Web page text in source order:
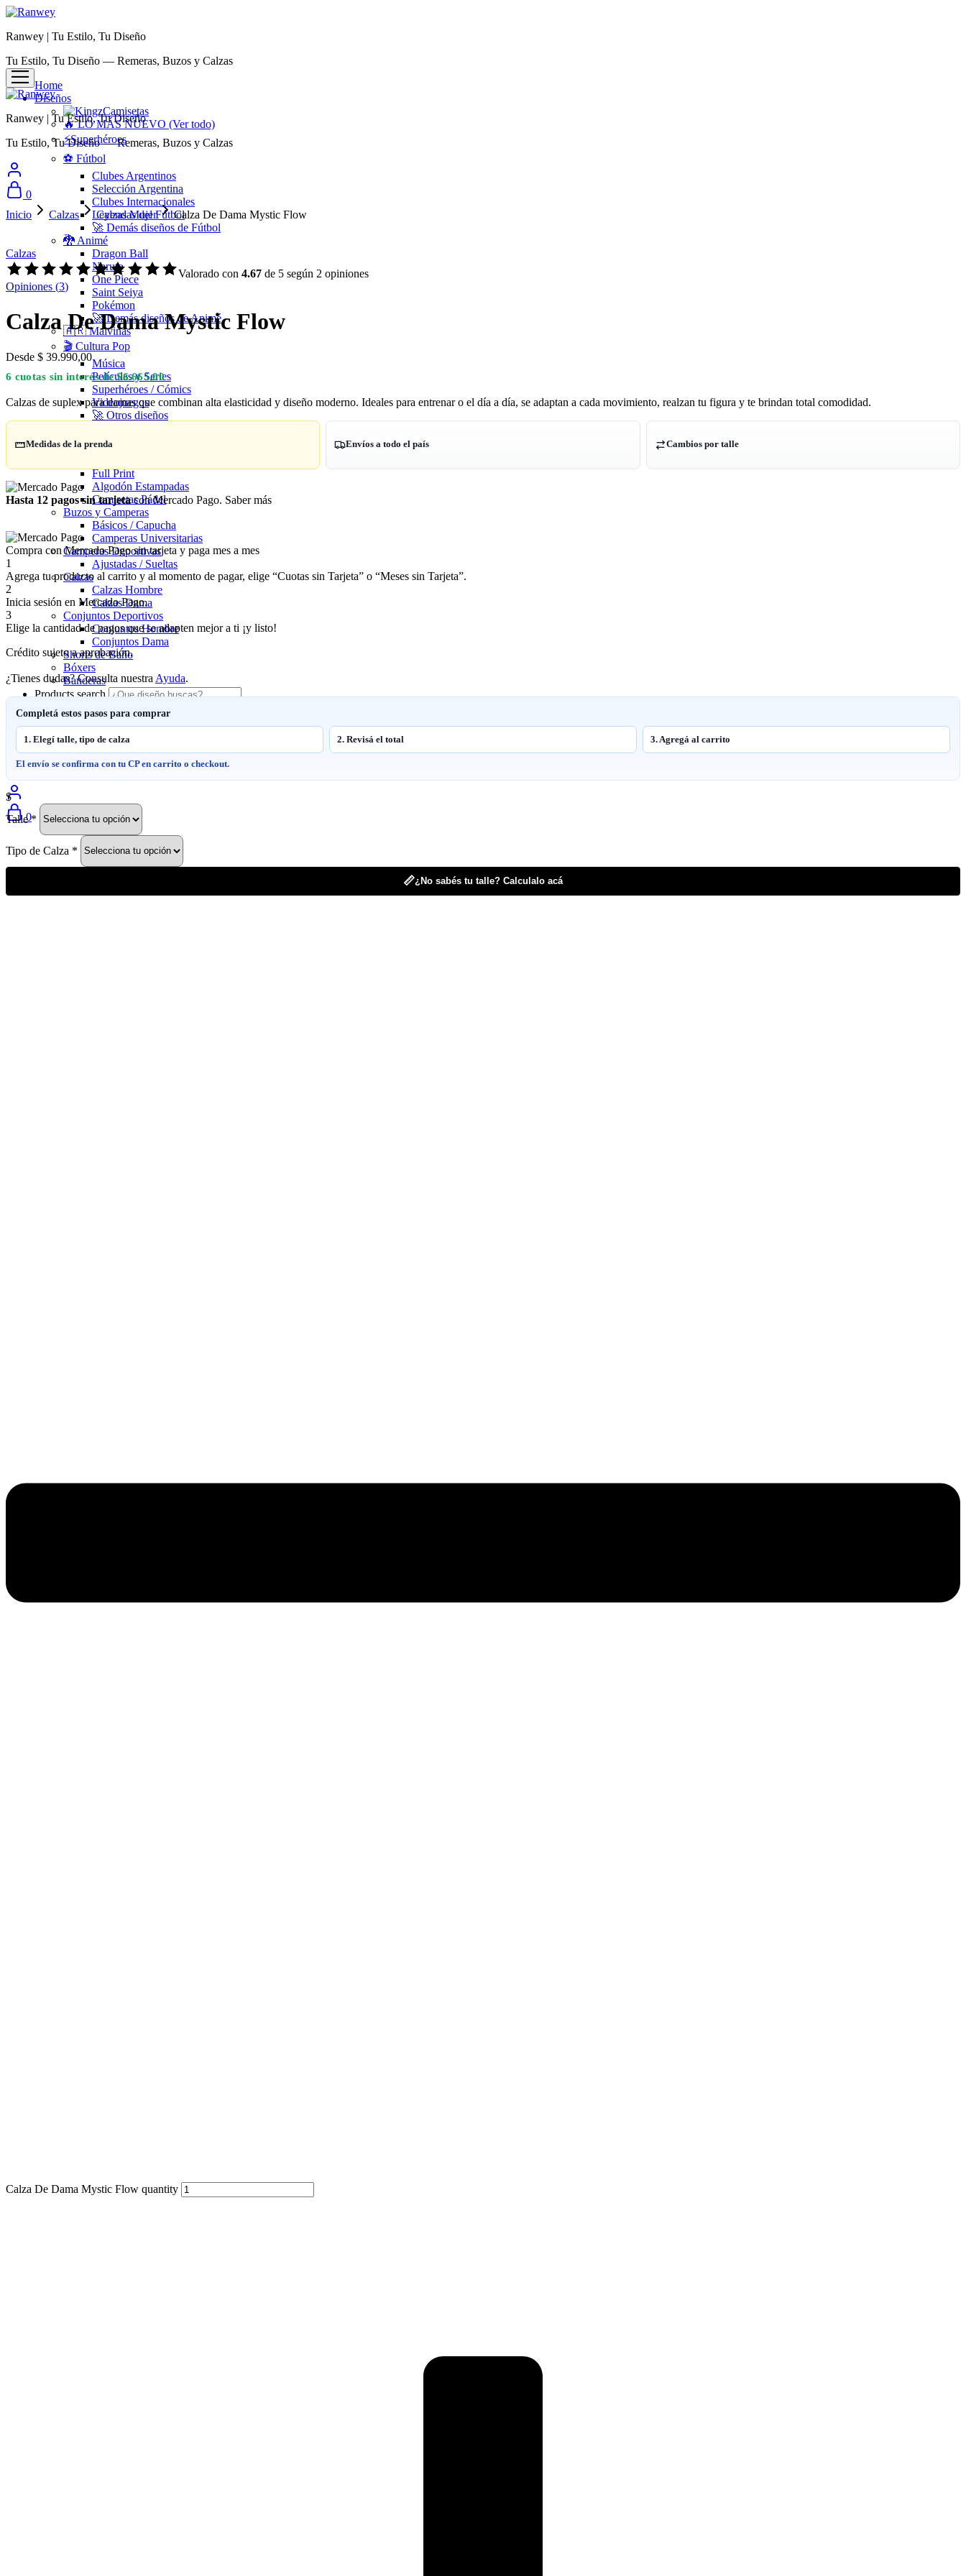
Ranwey | Tu Estilo, Tu Diseño
Tu Estilo, Tu Diseño — Remeras, Buzos y Calzas
Home
Diseños
Camisetas
🔥 LO MÁS NUEVO (Ver todo)
⚡Superhéroes
⚽ Fútbol
Clubes Argentinos
Selección Argentina
Clubes Internacionales
Leyendas del Fútbol
🚀 Demás diseños de Fútbol
🐉 Animé
Dragon Ball
Naruto
One Piece
Saint Seiya
Pokémon
🚀 Demás diseños de Animé
🇦🇷 Malvinas
🎬 Cultura Pop
Música
Películas y Series
Superhéroes / Cómics
Videojuegos
🚀 Otros diseños
Productos
Full Print
Algodón Estampadas
Camisetas Pádel
Buzos y Camperas
Básicos / Capucha
Camperas Universitarias
Camperas Deportivas
Ajustadas / Sueltas
Calzas
Calzas Hombre
Calzas Dama
Conjuntos Deportivos
Conjuntos Hombre
Conjuntos Dama
Shorts de Baño
Bóxers
Banderas
Products search
Contacto
Envíos y Logística
0
Ranwey | Tu Estilo, Tu Diseño
Tu Estilo, Tu Diseño — Remeras, Buzos y Calzas
0
Inicio
Calzas Calzas Mujer Calza De Dama Mystic Flow
Calzas
Valorado con 4.67 de 5 según 2 opiniones
Opiniones (3)
Calza De Dama Mystic Flow
Desde $ 39.990,00
6 cuotas sin interés de $6.665,00
Calzas de suplex para damas que combinan alta elasticidad y diseño moderno. Ideales para entrenar o el día a día, se adaptan a cada movimiento, realzan tu figura y te brindan total comodidad.
Medidas de la prenda Envíos a todo el país Cambios por talle
Hasta 12 pagos sin tarjetacon Mercado Pago. Saber más
Compra con Mercado Pago sin tarjeta y paga mes a mes
1
Agrega tu producto al carrito y al momento de pagar, elige “Cuotas sin Tarjeta” o “Meses sin Tarjeta”.
2
Inicia sesión en Mercado Pago.
3
Elige la cantidad de pagos que se adapten mejor a ti ¡y listo!
Crédito sujeto a aprobación.
¿Tienes dudas? Consulta nuestra Ayuda.
Completá estos pasos para comprar
1. Elegí talle, tipo de calza 2. Revisá el total 3. Agregá al carrito
El envío se confirma con tu CP en carrito o checkout.
$
Talle*
Tipo de Calza *
📏¿No sabés tu talle? Calculalo acá
Calza De Dama Mystic Flow quantity